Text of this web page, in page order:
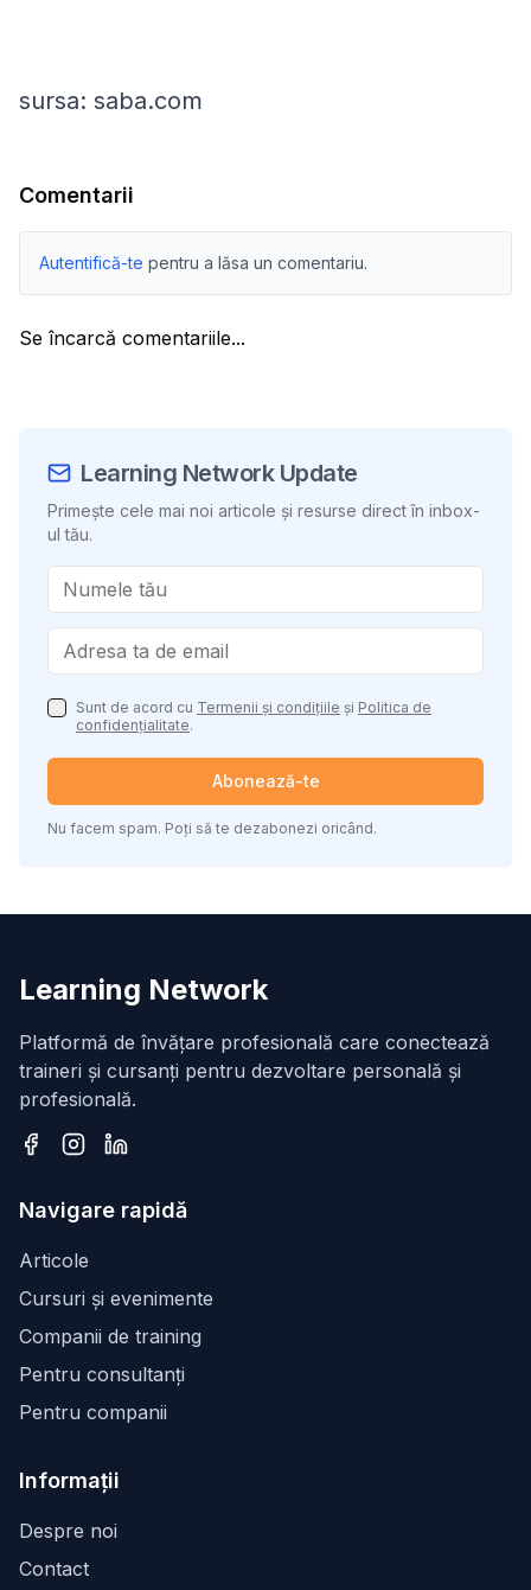
sursa: saba.com
Comentarii
Autentifică-te pentru a lăsa un comentariu.
Se încarcă comentariile...
Learning Network Update
Primește cele mai noi articole și resurse direct în inbox-
ul tău.
Sunt de acord cu Termenii și condițiile și Politica de
confidențialitate.
Abonează-te
Nu facem spam. Poți să te dezabonezi oricând.
Learning Network
Platformă de învățare profesională care conectează
traineri și cursanți pentru dezvoltare personală și
profesională.
Navigare rapidă
Articole
Cursuri și evenimente
Companii de training
Pentru consultanți
Pentru companii
Informații
Despre noi
Contact